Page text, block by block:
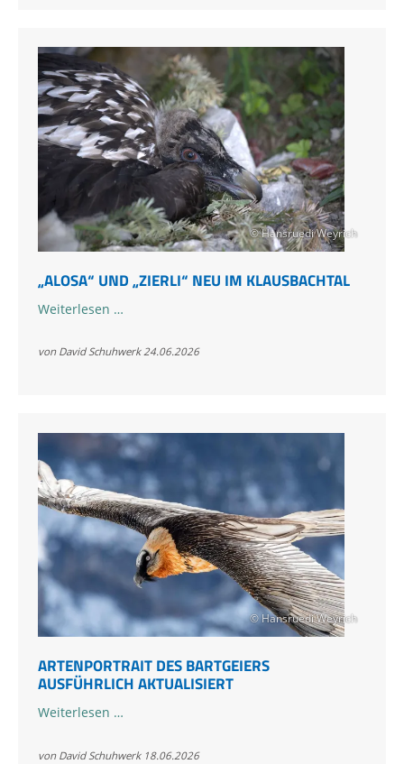
2026
© Hansruedi Weyrich
„ALOSA“ UND „ZIERLI“ NEU IM KLAUSBACHTAL
Weiterlesen …
„Zierli“
von David Schuhwerk24.06.2026
© Hansruedi Weyrich
ARTENPORTRAIT DES BARTGEIERS
AUSFÜHRLICH AKTUALISIERT
Weiterlesen …Artenportrait
Bartgeiers
von David Schuhwerk 18.06.2026